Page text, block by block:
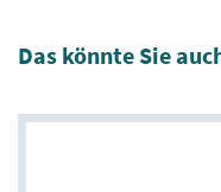
Das könnte Sie